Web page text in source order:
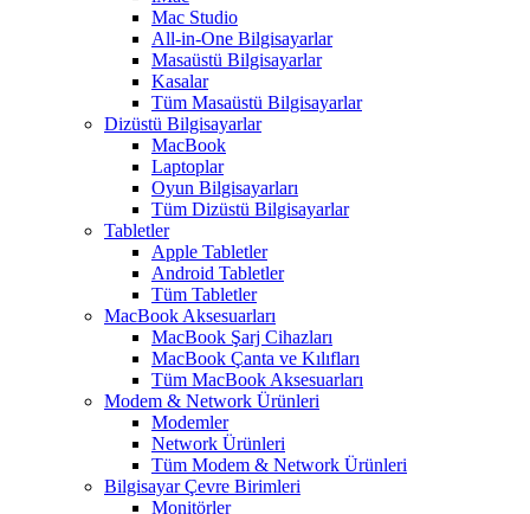
Mac Studio
All-in-One Bilgisayarlar
Masaüstü Bilgisayarlar
Kasalar
Tüm Masaüstü Bilgisayarlar
Dizüstü Bilgisayarlar
MacBook
Laptoplar
Oyun Bilgisayarları
Tüm Dizüstü Bilgisayarlar
Tabletler
Apple Tabletler
Android Tabletler
Tüm Tabletler
MacBook Aksesuarları
MacBook Şarj Cihazları
MacBook Çanta ve Kılıfları
Tüm MacBook Aksesuarları
Modem & Network Ürünleri
Modemler
Network Ürünleri
Tüm Modem & Network Ürünleri
Bilgisayar Çevre Birimleri
Monitörler